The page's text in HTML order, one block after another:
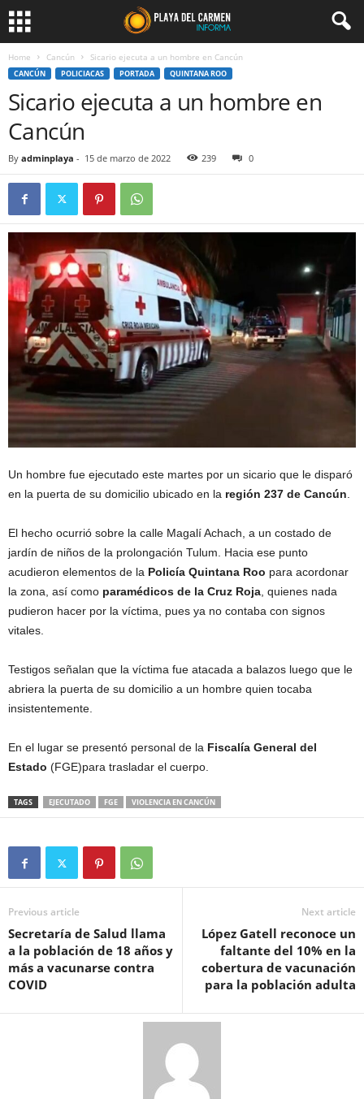
Home Cancún Sicario ejecuta a un hombre en Cancún
CANCÚN POLICIACAS PORTADA QUINTANA ROO
Sicario ejecuta a un hombre en
Cancún
By adminplaya - 15 de marzo de 2022 239 0
Un hombre fue ejecutado este martes por un sicario que le disparó
en la puerta de su domicilio ubicado en la región 237 de Cancún.
El hecho ocurrió sobre la calle Magalí Achach, a un costado de
jardín de niños de la prolongación Tulum. Hacia ese punto
acudieron elementos de la Policía Quintana Roo para acordonar
la zona, así como paramédicos de la Cruz Roja, quienes nada
pudieron hacer por la víctima, pues ya no contaba con signos
vitales.
Testigos señalan que la víctima fue atacada a balazos luego que le
abriera la puerta de su domicilio a un hombre quien tocaba
insistentemente.
En el lugar se presentó personal de la Fiscalía General del
Estado (FGE)para trasladar el cuerpo.
TAGS EJECUTADO FGE VIOLENCIA EN CANCÚN
Previous article
Secretaría de Salud llama
a la población de 18 años y
más a vacunarse contra
COVID
Next article
López Gatell reconoce un
faltante del 10% en la
cobertura de vacunación
para la población adulta